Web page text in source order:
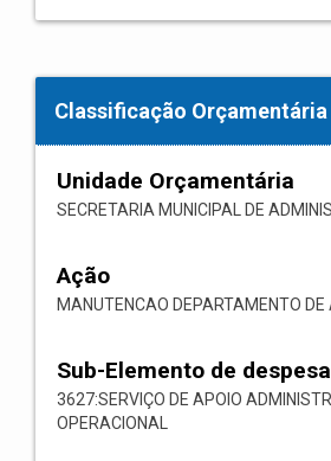
Classificação Orçamentária
Unidade Orçamentária
SECRETARIA MUNICIPAL DE
Ação
MANUTENCAO DEPARTAMENTO DE
Sub-Elemento de despesa
3627:SERVIÇO DE APOIO
OPERACIONAL